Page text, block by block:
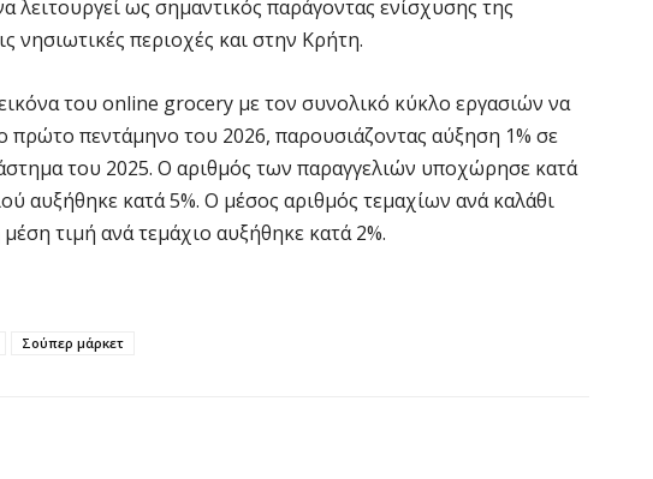
λειτουργεί ως σημαντικός παράγοντας ενίσχυσης της
νησιωτικές περιοχές και στην Κρήτη.
του online grocery με τον συνολικό κύκλο εργασιών να
πρώτο πεντάμηνο του 2026, παρουσιάζοντας αύξηση 1% σε
του 2025. Ο αριθμός των παραγγελιών υποχώρησε κατά
αυξήθηκε κατά 5%. Ο μέσος αριθμός τεμαχίων ανά καλάθι
τιμή ανά τεμάχιο αυξήθηκε κατά 2%.
Σούπερ μάρκετ